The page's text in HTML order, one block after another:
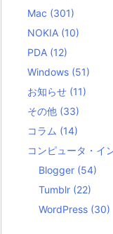
Mac (301)
NOKIA (10)
PDA (12)
Windows (51)
お知らせ (11)
その他 (33)
コラム (14)
コンピュータ・イ
Blogger (54)
Tumblr (22)
WordPress (30)